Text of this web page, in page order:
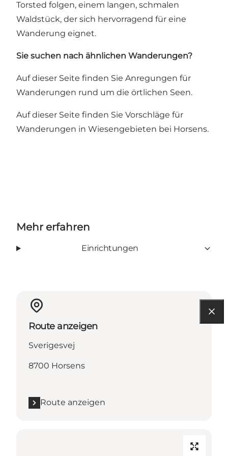
Torsted folgen, einem langen, schmalen
Waldstück, der sich hervorragend für eine
Wanderung eignet.
Sie suchen nach ähnlichen Wanderungen?
Auf dieser Seite finden Sie Anregungen für
Wanderungen rund um die örtlichen Seen.
Auf dieser Seite finden Sie Vorschläge für
Wanderungen in Wiesengebieten bei Horsens.
Mehr erfahren
Einrichtungen
Route anzeigen
Sverigesvej
8700 Horsens
Route anzeigen